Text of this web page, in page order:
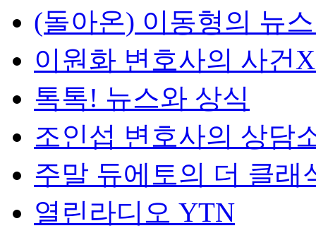
(돌아온) 이동형의 뉴
이원화 변호사의 사건
톡톡! 뉴스와 상식
조인섭 변호사의 상담
주말 듀에토의 더 클래
열린라디오 YTN